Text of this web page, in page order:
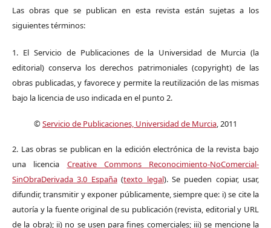
Las obras que se publican en esta revista están sujetas a los
siguientes términos:
1. El Servicio de Publicaciones de la Universidad de Murcia (la
editorial) conserva los derechos patrimoniales (copyright) de las
obras publicadas, y favorece y permite la reutilización de las mismas
bajo la licencia de uso indicada en el punto 2.
©Servicio de Publicaciones, Universidad de Murcia, 2011
2. Las obras se publican en la edición electrónica de la revista bajo
una licencia Creative Commons Reconocimiento-NoComercial-
SinObraDerivada 3.0 España(texto legal). Se pueden copiar, usar,
difundir, transmitir y exponer públicamente, siempre que: i) se cite la
autoría y la fuente original de su publicación (revista, editorial y URL
de la obra); ii) no se usen para fines comerciales; iii) se mencione la